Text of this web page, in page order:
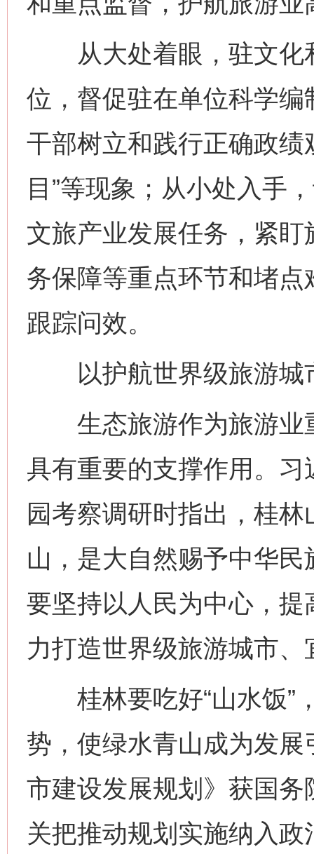
从大处着眼，驻文化
位，督促驻在单位科学编
干部树立和践行正确政绩
目”等现象；从小处入手
文旅产业发展任务，紧
务保障等重点环节和堵
跟踪问效。
以护航世界级旅游城
生态旅游作为旅游业
具有重要的支撑作用。
园考察调研时指出，桂
山，是大自然赐予中华
要坚持以人民为中心，
力打造世界级旅游城市、
桂林要吃好“山水饭”
势，使绿水青山成为发
市建设发展规划》获国
关把推动规划实施纳入